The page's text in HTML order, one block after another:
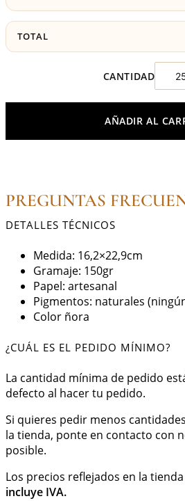
TOTAL
AÑADIR AL
PREGUNTAS
DETALLES TÉCNICOS
Medida: 16,2×22,9cm
Gramaje: 150gr
Papel: artesanal
Pigmentos: naturales
Color ñora
¿CUÁL ES EL PEDIDO MÍNIMO?
La cantidad mínima de pedido
defecto al hacer tu pedido.
Si quieres pedir menos
la tienda, ponte en contacto con
posible.
Los precios reflejados en la tienda
incluye IVA.